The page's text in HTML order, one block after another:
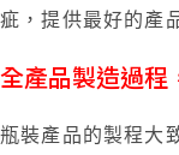
疵，提供最好的產
全產品製造過程
瓶裝產品的製程大